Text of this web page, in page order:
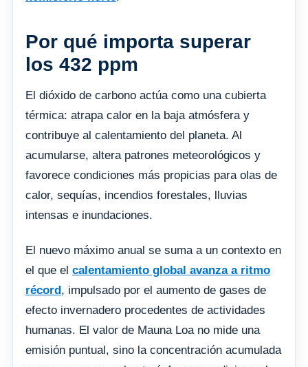
Por qué importa superar
los 432 ppm
El dióxido de carbono actúa como una cubierta
térmica: atrapa calor en la baja atmósfera y
contribuye al calentamiento del planeta. Al
acumularse, altera patrones meteorológicos y
favorece condiciones más propicias para olas de
calor, sequías, incendios forestales, lluvias
intensas e inundaciones.
El nuevo máximo anual se suma a un contexto en
el que el calentamiento global avanza a ritmo
récord, impulsado por el aumento de gases de
efecto invernadero procedentes de actividades
humanas. El valor de Mauna Loa no mide una
emisión puntual, sino la concentración acumulada